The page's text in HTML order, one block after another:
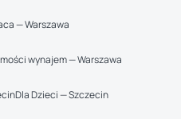
— Warszawa
wynajem — Warszawa
Dla Dzieci — Szczecin